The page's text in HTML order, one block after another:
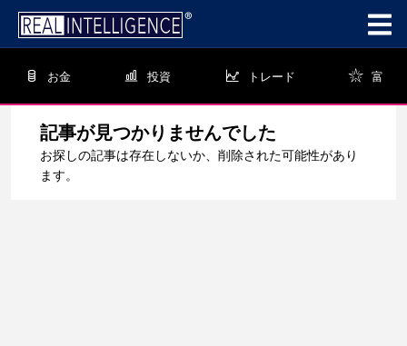
お金 投資 トレード 富
記事が見つかりませんでした
お探しの記事は存在しないか、削除された可能性があり
ます。